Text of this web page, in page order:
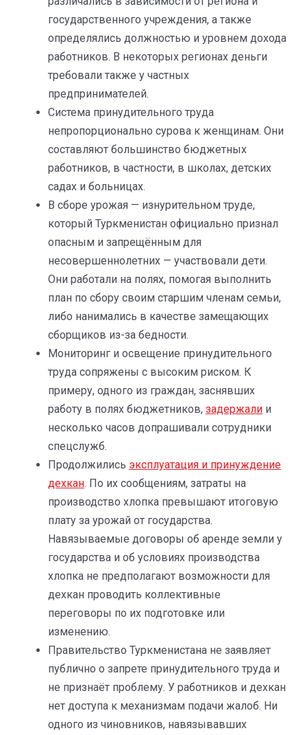
государственного учреждения, а также
определялись должностью и уровнем дохода
работников. В некоторых регионах деньги
требовали также у частных
предпринимателей.
Система принудительного труда
непропорционально сурова к женщинам. Они
составляют большинство бюджетных
работников, в частности, в школах, детских
садах и больницах.
В сборе урожая — изнурительном труде,
который Туркменистан официально признал
опасным и запрещённым для
несовершеннолетних — участвовали дети.
Они работали на полях, помогая выполнить
план по сбору своим старшим членам семьи,
либо нанимались в качестве замещающих
сборщиков из-за бедности.
Мониторинг и освещение принудительного
труда сопряжены с высоким риском. К
примеру, одного из граждан, заснявших
работу в полях бюджетников, задержали и
несколько часов допрашивали сотрудники
спецслужб.
Продолжились эксплуатация и принуждение
дехкан. По их сообщениям, затраты на
производство хлопка превышают итоговую
плату за урожай от государства.
Навязываемые договоры об аренде земли у
государства и об условиях производства
хлопка не предполагают возможности для
дехкан проводить коллективные
переговоры по их подготовке или
изменению.
Правительство Туркменистана не заявляет
публично о запрете принудительного труда и
не признаёт проблему. У работников и дехкан
нет доступа к механизмам подачи жалоб. Ни
одного из чиновников, навязывавших